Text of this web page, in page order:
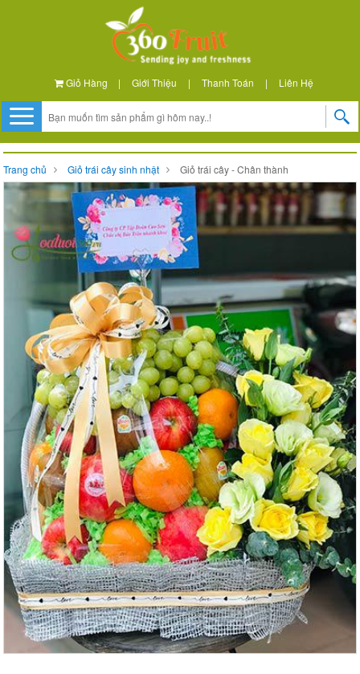
Giỏ Hàng | Giới Thiệu | Thanh Toán | Liên Hệ
Trang chủ Giỏ trái cây sinh nhật Giỏ trái cây - Chân thành